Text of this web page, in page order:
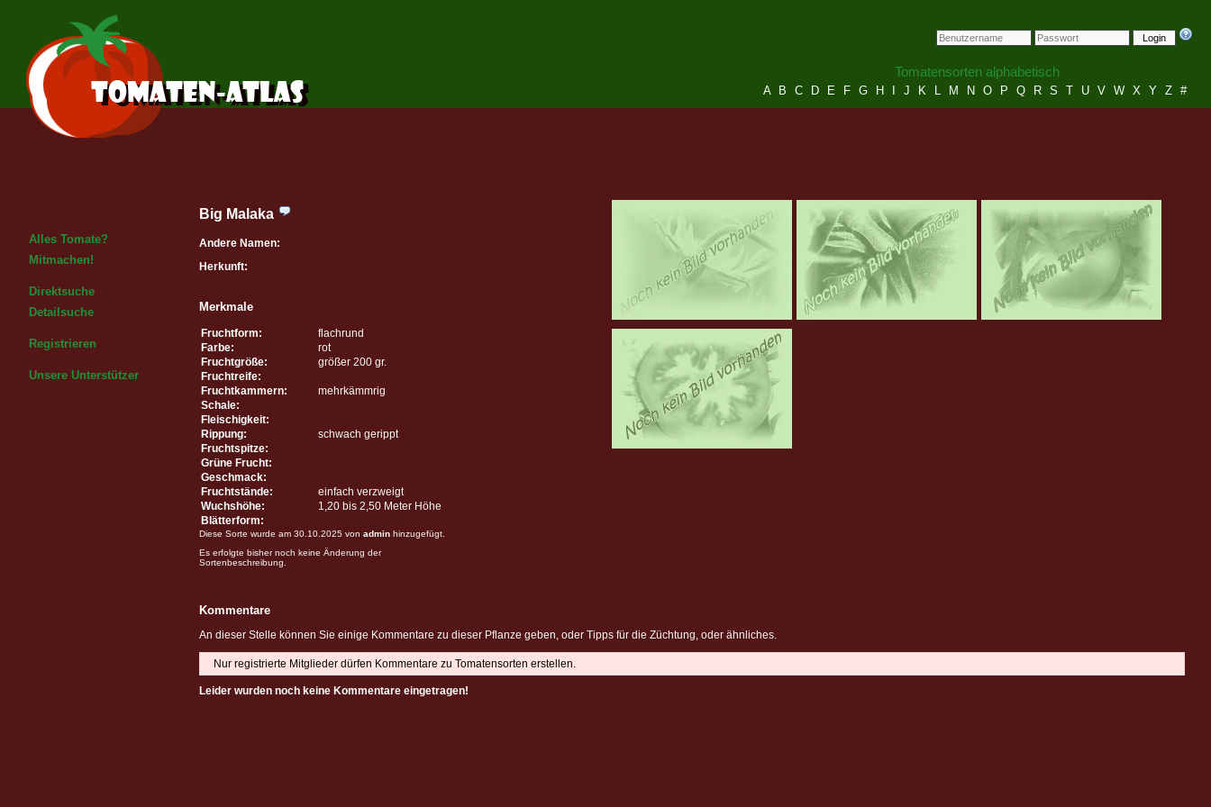
Login
Tomatensorten alphabetisch
A B C D E F G H J K L M N O P Q R S T U V W X Y Z #
Alles Tomate?
Mitmachen!
Direktsuche
Detailsuche
Registrieren
Unsere Unterstützer
Big Malaka
Andere Namen:
Herkunft:
Merkmale
Fruchtform:
flachrund
Farbe:
rot
Fruchtgröße:
größer 200 gr.
Fruchtreife:
Fruchtkammern:
mehrkämmrig
Schale:
Fleischigkeit:
Rippung:
schwach gerippt
Fruchtspitze:
Grüne Frucht:
Geschmack:
Fruchtstände:
einfach verzweigt
Wuchshöhe:
1,20 bis 2,50 Meter Höhe
Blätterform:
Diese Sorte wurde am 30.10.2025 von admin hinzugefügt.
Es erfolgte bisher noch keine Änderung der
Sortenbeschreibung.
Kommentare
An dieser Stelle können Sie einige Kommentare zu dieser Pflanze geben, oder Tipps für die Züchtung, oder ähnliches.
Nur registrierte Mitglieder dürfen Kommentare zu Tomatensorten erstellen.
Leider wurden noch keine Kommentare eingetragen!